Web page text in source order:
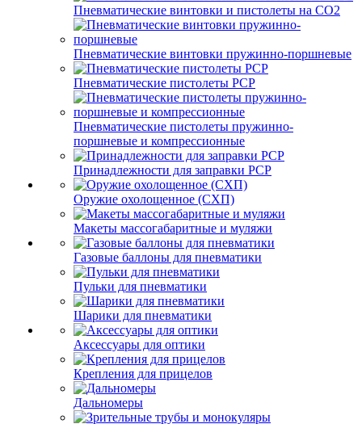
Пневматические винтовки и пистолеты на CO2
Пневматические винтовки пружинно-поршневые
Пневматические пистолеты PCP
Пневматические пистолеты пружинно-
поршневые и компрессионные
Принадлежности для заправки PCP
Оружие охолощенное (СХП)
Макеты массогабаритные и муляжи
Газовые баллоны для пневматики
Пульки для пневматики
Шарики для пневматики
Аксессуары для оптики
Крепления для прицелов
Дальномеры